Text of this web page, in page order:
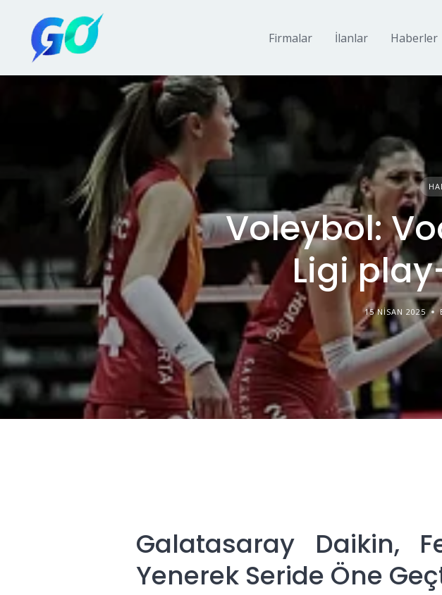
Firmalar İlanlar Haberler
Voleybol:
Ligi
15 NISAN 2025
Galatasaray Daikin,
Yenerek Seride Öne